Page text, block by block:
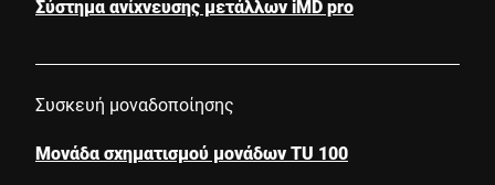
Σύστημα ανίχνευσης μετάλλων iMD pro
Συσκευή μοναδοποίησης
Μονάδα σχηματισμού μονάδων TU 100